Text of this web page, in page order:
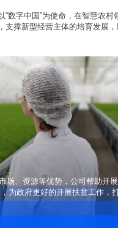
“数字中国”为使命，在智慧农
支撑新型经营主体的培育发展，
场、资源等优势，公司帮助开
为政府更好的开展扶贫工作，